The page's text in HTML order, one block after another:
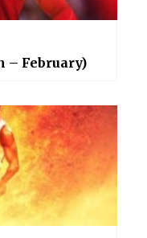
– February)